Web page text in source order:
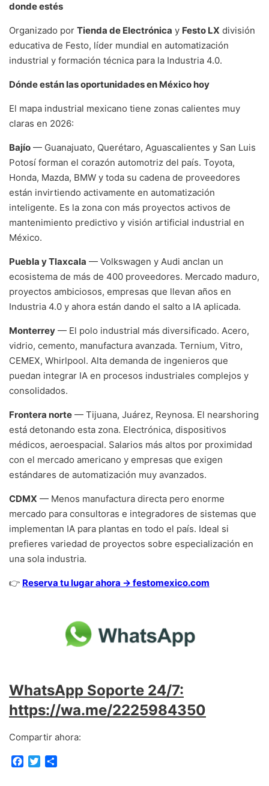
donde estés
Organizado por Tienda de Electrónica y Festo LX división
educativa de Festo, líder mundial en automatización
industrial y formación técnica para la Industria 4.0.
Dónde están las oportunidades en México hoy
El mapa industrial mexicano tiene zonas calientes muy
claras en 2026:
Bajío — Guanajuato, Querétaro, Aguascalientes y San Luis
Potosí forman el corazón automotriz del país. Toyota,
Honda, Mazda, BMW y toda su cadena de proveedores
están invirtiendo activamente en automatización
inteligente. Es la zona con más proyectos activos de
mantenimiento predictivo y visión artificial industrial en
México.
Puebla y Tlaxcala — Volkswagen y Audi anclan un
ecosistema de más de 400 proveedores. Mercado maduro,
proyectos ambiciosos, empresas que llevan años en
Industria 4.0 y ahora están dando el salto a IA aplicada.
Monterrey — El polo industrial más diversificado. Acero,
vidrio, cemento, manufactura avanzada. Ternium, Vitro,
CEMEX, Whirlpool. Alta demanda de ingenieros que
puedan integrar IA en procesos industriales complejos y
consolidados.
Frontera norte — Tijuana, Juárez, Reynosa. El nearshoring
está detonando esta zona. Electrónica, dispositivos
médicos, aeroespacial. Salarios más altos por proximidad
con el mercado americano y empresas que exigen
estándares de automatización muy avanzados.
CDMX — Menos manufactura directa pero enorme
mercado para consultoras e integradores de sistemas que
implementan IA para plantas en todo el país. Ideal si
prefieres variedad de proyectos sobre especialización en
una sola industria.
👉 Reserva tu lugar ahora → festomexico.com
WhatsApp Soporte 24/7:
https://wa.me/2225984350
Compartir ahora: